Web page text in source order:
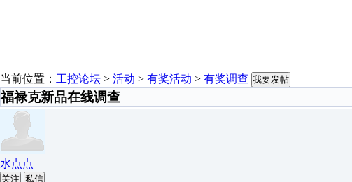
当前位置： 工控论坛 > 活动 > 有奖活动 > 有奖调查 我要发帖
福禄克新品在线调查
水点点
关注 私信